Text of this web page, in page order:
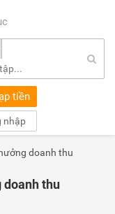
tiền
nhập
doanh thu
doanh thu